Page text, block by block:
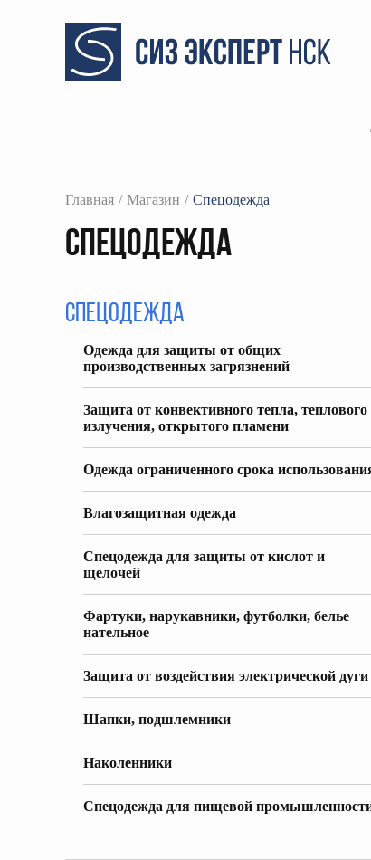
Главная Магазин Спецодежда
Спецодежда
Спецодежда
Одежда для защиты от общих
производственных загрязнений
Защита от конвективного тепла, теплового
излучения, открытого пламени
Одежда ограниченного срока
Влагозащитная одежда
Спецодежда для защиты от кислот и
щелочей
Фартуки, нарукавники, футболки, белье
нательное
Защита от воздействия электрической дуги
Шапки, подшлемники
Наколенники
Спецодежда для пищевой